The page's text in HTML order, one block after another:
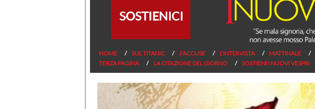
HOME SUL TITANIC J’ACCUSE L’INTERVISTA MATTINALE
TERZA PAGINA
LA CITAZIONE DEL GIORNO SOSTIENI I NUOVI VESPRI